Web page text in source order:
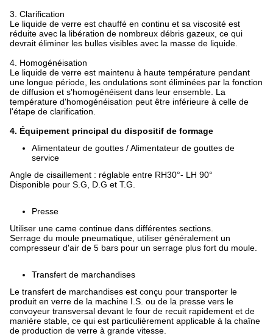
3. Clarification
Le liquide de verre est chauffé en continu et sa viscosité est
réduite avec la libération de nombreux débris gazeux, ce qui
devrait éliminer les bulles visibles avec la masse de liquide.
4. Homogénéisation
Le liquide de verre est maintenu à haute température pendant
une longue période, les ondulations sont éliminées par la fonction
de diffusion et s'homogénéisent dans leur ensemble. La
température d'homogénéisation peut être inférieure à celle de
l'étape de clarification.
4. Équipement principal du dispositif de formage
Alimentateur de gouttes / Alimentateur de gouttes de
service
Angle de cisaillement : réglable entre RH30°- LH 90°
Disponible pour S.G, D.G et T.G.
Presse
Utiliser une came continue dans différentes sections.
Serrage du moule pneumatique, utiliser généralement un
compresseur d'air de 5 bars pour un serrage plus fort du moule.
Transfert de marchandises
Le transfert de marchandises est conçu pour transporter le
produit en verre de la machine I.S. ou de la presse vers le
convoyeur transversal devant le four de recuit rapidement et de
manière stable, ce qui est particulièrement applicable à la chaîne
de production de verre à grande vitesse.